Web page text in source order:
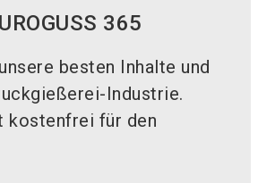
365
besten Inhalte und
Industrie.
kostenfrei für den